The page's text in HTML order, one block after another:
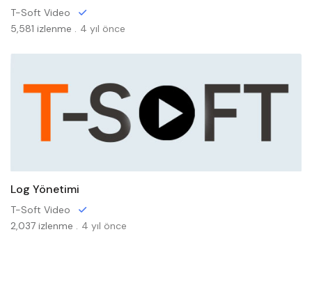
T-Soft Video
5,581 izlenme . 4 yıl önce
Log Yönetimi
T-Soft Video
2,037 izlenme . 4 yıl önce